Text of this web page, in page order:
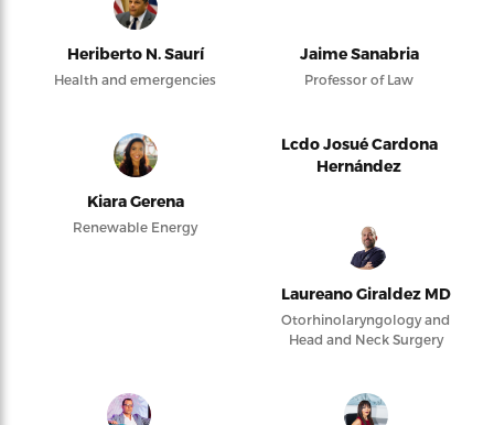
Heriberto N. Saurí
Health and emergencies
Jaime Sanabria
Professor of Law
Kiara Gerena
Renewable Energy
Lcdo Josué Cardona
Hernández
Laureano Giraldez MD
Otorhinolaryngology and
Head and Neck Surgery